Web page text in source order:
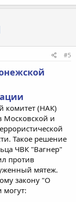
#5
комитет (НАК)
Московской и
Такое решение
ЧВК "Вагнер"
против
мятеж.
закону "О
могут: